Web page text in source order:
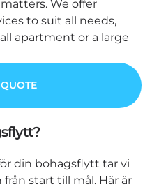
We offer
to suit all needs,
apartment or a large
din bohagsflytt tar vi
start till mål. Här är